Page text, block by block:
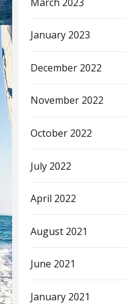
January 2023
December 2022
November 2022
October 2022
July 2022
April 2022
August 2021
June 2021
January 2021